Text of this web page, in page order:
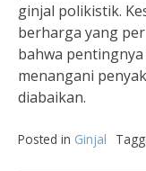
ginjal polikistik.
berharga yang
bahwa
menangani
diabaikan.
Posted in Ginjal